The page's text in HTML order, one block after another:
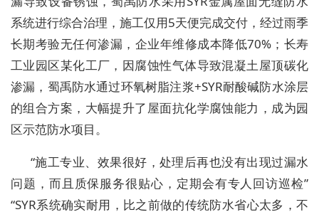
系统进行综合治理，施工仅用5天便完成交付，经过雨季
长期考验无任何渗漏，企业年维修成本降低70%；长寿
工业园区某化工厂，因腐蚀性气体导致混凝土屋顶碳化
渗漏，蜀禹防水通过环氧树脂注浆+SYR耐酸碱防水涂层
的组合方案，大幅提升了屋面抗化学腐蚀能力，成为园
区示范防水项目。
“施工专业、效果很好，处理后再也没有出现过漏水
问题，而且质保服务很贴心，定期会有专人回访巡检”
“SYR系统确实耐用，比之前做的传统防水省心太多，不